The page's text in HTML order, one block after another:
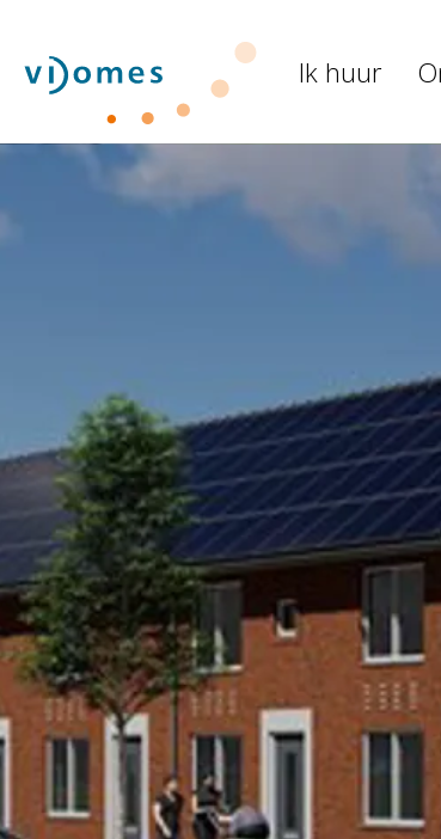
Naar de homepage Ik huur